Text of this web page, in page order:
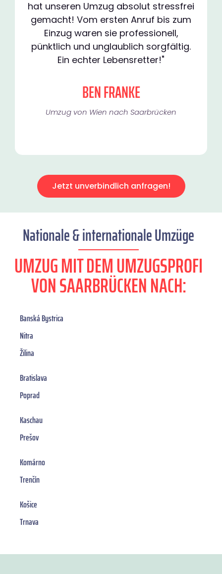
hat unseren Umzug absolut stressfrei
gemacht! Vom ersten Anruf bis zum
Einzug waren sie professionell,
pünktlich und unglaublich sorgfältig.
Ein echter Lebensretter!"
BEN FRANKE
Umzug von Wien nach Saarbrücken
Jetzt unverbindlich anfragen!
Nationale & internationale Umzüge
UMZUG MIT DEM UMZUGSPROFI
VON SAARBRÜCKEN NACH:
Banská Bystrica
Nitra
Žilina
Bratislava
Poprad
Kaschau
Prešov
Komárno
Trenčín
Košice
Trnava